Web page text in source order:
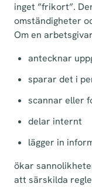
inget ”frikort”.
omständigheter
Om en
antecknar
sparar det i
scannar eller
delar internt
lägger in
ökar
att särskilda